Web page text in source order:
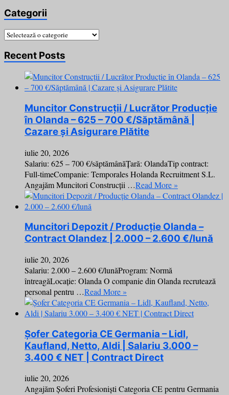
Categorii
Categorii
Recent Posts
Muncitor Construcții / Lucrător Producție
în Olanda – 625 – 700 €/Săptămână |
Cazare și Asigurare Plătite
iulie 20, 2026
Salariu: 625 – 700 €/săptămânăȚară: OlandaTip contract:
Full-timeCompanie: Temporales Holanda Recruitment S.L.
Angajăm Muncitori Construcții …Read More »
Muncitori Depozit / Producție Olanda –
Contract Olandez | 2.000 – 2.600 €/lună
iulie 20, 2026
Salariu: 2.000 – 2.600 €/lunăProgram: Normă
întreagăLocație: Olanda O companie din Olanda recrutează
personal pentru …Read More »
Șofer Categoria CE Germania – Lidl,
Kaufland, Netto, Aldi | Salariu 3.000 –
3.400 € NET | Contract Direct
iulie 20, 2026
Angajăm Șoferi Profesioniști Categoria CE pentru Germania